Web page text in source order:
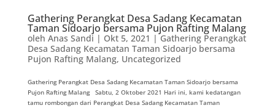
Gathering Perangkat Desa Sadang Kecamatan
Taman Sidoarjo bersama Pujon Rafting Malang
oleh Anas Sandi| Okt 5, 2021 |Gathering Perangkat
Desa Sadang Kecamatan Taman Sidoarjo bersama
Pujon Rafting Malang, Uncategorized
Gathering Perangkat Desa Sadang Kecamatan Taman Sidoarjo bersama
Pujon Rafting Malang Sabtu, 2 Oktober 2021 Hari ini, kami kedatangan
tamu rombongan dari Perangkat Desa Sadang Kecamatan Taman